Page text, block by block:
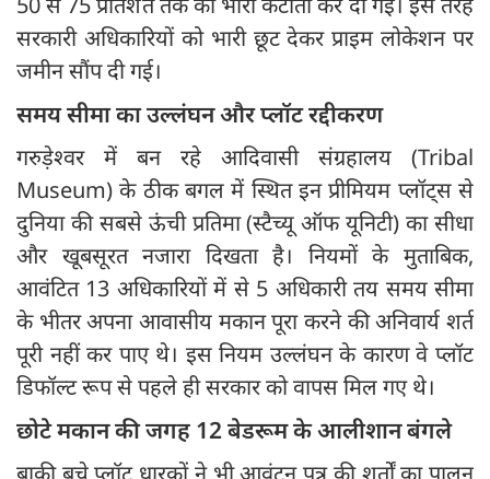
सरकारी अधिकारियों को भारी छूट देकर प्राइम लोकेशन पर
जमीन सौंप दी गई।
समय सीमा का उल्लंघन और प्लॉट रद्दीकरण
गरुड़ेश्वर में बन रहे आदिवासी संग्रहालय (Tribal
Museum) के ठीक बगल में स्थित इन प्रीमियम प्लॉट्स से
दुनिया की सबसे ऊंची प्रतिमा (स्टैच्यू ऑफ यूनिटी) का सीधा
और खूबसूरत नजारा दिखता है। नियमों के मुताबिक,
आवंटित 13 अधिकारियों में से 5 अधिकारी तय समय सीमा
के भीतर अपना आवासीय मकान पूरा करने की अनिवार्य शर्त
पूरी नहीं कर पाए थे। इस नियम उल्लंघन के कारण वे प्लॉट
डिफॉल्ट रूप से पहले ही सरकार को वापस मिल गए थे।
छोटे मकान की जगह 12 बेडरूम के आलीशान बंगले